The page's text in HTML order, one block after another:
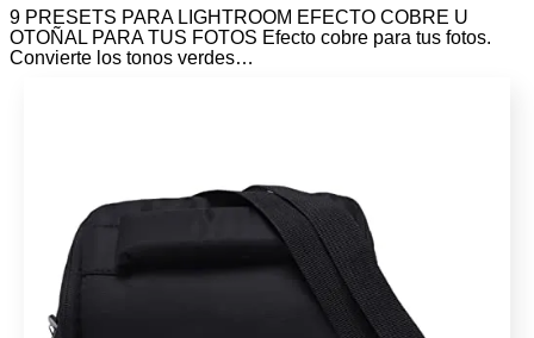
9 PRESETS PARA LIGHTROOM EFECTO COBRE U
OTOÑAL PARA TUS FOTOS Efecto cobre para tus fotos.
Convierte los tonos verdes…